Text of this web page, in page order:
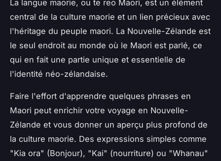
La langue maorie, ou te reo Maori, est un élément
central de la culture maorie et un lien précieux avec
l'héritage du peuple maori. La Nouvelle-Zélande est
le seul endroit au monde où le Maori est parlé, ce
qui en fait une partie unique et essentielle de
l'identité néo-zélandaise.
Faire l'effort d'apprendre quelques phrases en
Maori peut enrichir votre voyage en Nouvelle-
Zélande et vous donner un aperçu plus profond de
la culture maorie. Des expressions simples comme
"Kia ora" (Bonjour), "Kai" (nourriture) ou "Whanau"